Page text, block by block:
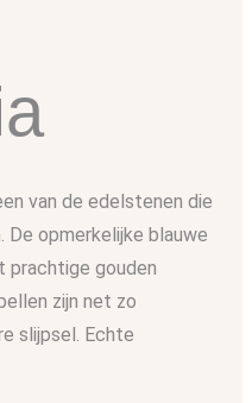
van de edelstenen die
De opmerkelijke blauwe
prachtige gouden
zijn net zo
slijpsel. Echte